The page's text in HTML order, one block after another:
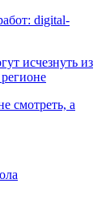
digital-
исчезнуть из
смотреть, а